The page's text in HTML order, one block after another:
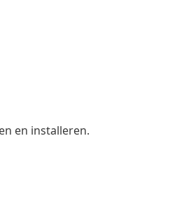
en installeren.